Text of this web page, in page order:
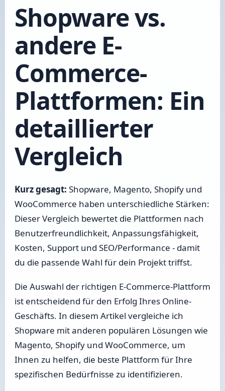
Shopware vs.
andere E-
Commerce-
Plattformen: Ein
detaillierter
Vergleich
Kurz gesagt: Shopware, Magento, Shopify und
WooCommerce haben unterschiedliche Stärken:
Dieser Vergleich bewertet die Plattformen nach
Benutzerfreundlichkeit, Anpassungsfähigkeit,
Kosten, Support und SEO/Performance - damit
du die passende Wahl für dein Projekt triffst.
Die Auswahl der richtigen E-Commerce-Plattform
ist entscheidend für den Erfolg Ihres Online-
Geschäfts. In diesem Artikel vergleiche ich
Shopware mit anderen populären Lösungen wie
Magento, Shopify und WooCommerce, um
Ihnen zu helfen, die beste Plattform für Ihre
spezifischen Bedürfnisse zu identifizieren.